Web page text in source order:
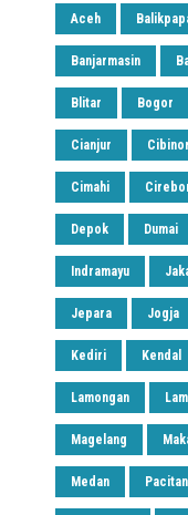
Aceh
Banjarmasin
Blitar Bogor
Cianjur
Cimahi
Depok Dumai
Indramayu
Jepara Jogja
Kediri Kendal
Lamongan
Magelang
Medan Pacitan